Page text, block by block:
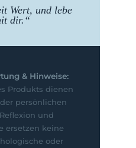
Wert, und lebe
dir.“
& Hinweise:
Produkts dienen
persönlichen
und
ersetzen keine
oder